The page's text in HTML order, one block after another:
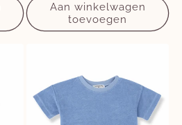
Aan winkelwagen
toevoegen